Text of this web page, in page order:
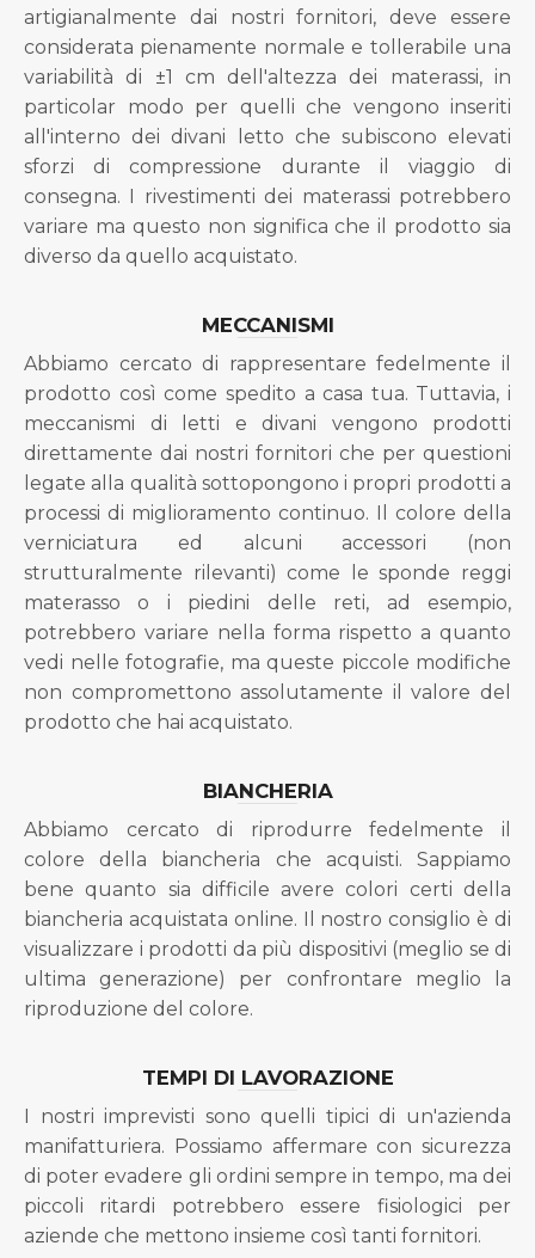
artigianalmente dai nostri fornitori, deve essere
considerata pienamente normale e tollerabile una
variabilità di ±1 cm dell'altezza dei materassi, in
particolar modo per quelli che vengono inseriti
all'interno dei divani letto che subiscono elevati
sforzi di compressione durante il viaggio di
consegna. I rivestimenti dei materassi potrebbero
variare ma questo non significa che il prodotto sia
diverso da quello acquistato.
MECCANISMI
Abbiamo cercato di rappresentare fedelmente il
prodotto così come spedito a casa tua. Tuttavia, i
meccanismi di letti e divani vengono prodotti
direttamente dai nostri fornitori che per questioni
legate alla qualità sottopongono i propri prodotti a
processi di miglioramento continuo. Il colore della
verniciatura ed alcuni accessori (non
strutturalmente rilevanti) come le sponde reggi
materasso o i piedini delle reti, ad esempio,
potrebbero variare nella forma rispetto a quanto
vedi nelle fotografie, ma queste piccole modifiche
non compromettono assolutamente il valore del
prodotto che hai acquistato.
BIANCHERIA
Abbiamo cercato di riprodurre fedelmente il
colore della biancheria che acquisti. Sappiamo
bene quanto sia difficile avere colori certi della
biancheria acquistata online. Il nostro consiglio è di
visualizzare i prodotti da più dispositivi (meglio se di
ultima generazione) per confrontare meglio la
riproduzione del colore.
TEMPI DI LAVORAZIONE
I nostri imprevisti sono quelli tipici di un'azienda
manifatturiera. Possiamo affermare con sicurezza
di poter evadere gli ordini sempre in tempo, ma dei
piccoli ritardi potrebbero essere fisiologici per
aziende che mettono insieme così tanti fornitori.